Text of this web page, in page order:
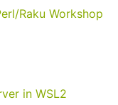
Raku Workshop
in WSL2